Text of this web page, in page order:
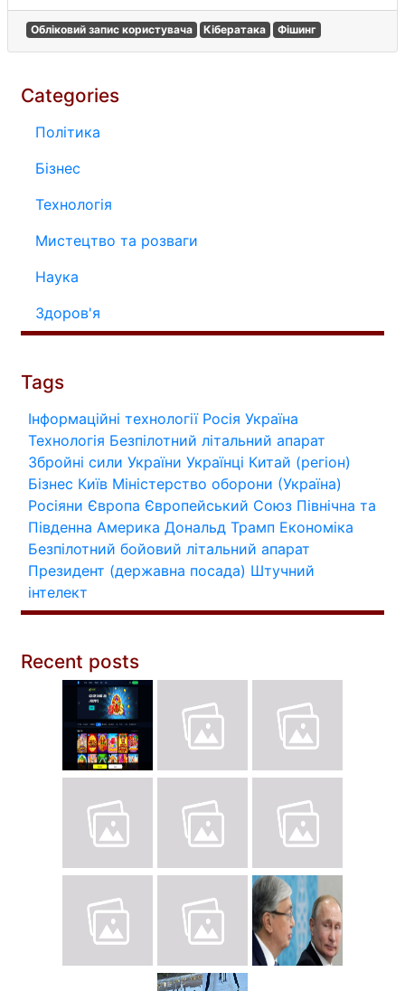
Обліковий запис користувача Кібератака Фішинг
Categories
Політика
Бізнес
Технологія
Мистецтво та розваги
Наука
Здоров'я
Tags
Інформаційні технології Росія Україна
Технологія Безпілотний літальний апарат
Збройні сили України Українці Китай (регіон)
Бізнес Київ Міністерство оборони (Україна)
Росіяни Європа Європейський Союз Північна та
Південна Америка Дональд Трамп Економіка
Безпілотний бойовий літальний апарат
Президент (державна посада) Штучний
інтелект
Recent posts